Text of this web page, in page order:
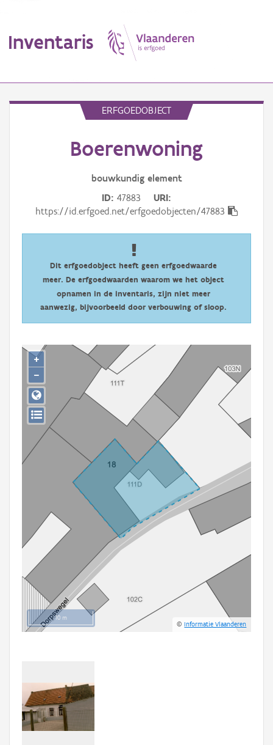
Inventaris
Persoon of collectief
Downloads
Aanmelden
ERFGOEDOBJECT
Boerenwoning
bouwkundig element
ID 47883
URI
https://id.erfgoed.net/erfgoedobjecten/47883
Dit erfgoedobject heeft geen erfgoedwaarde
meer. De erfgoedwaarden waarom we het object
opnamen in de inventaris, zijn niet meer
aanwezig, bijvoorbeeld door verbouwing of sloop.
10 m
©Informatie Vlaanderen
+
−